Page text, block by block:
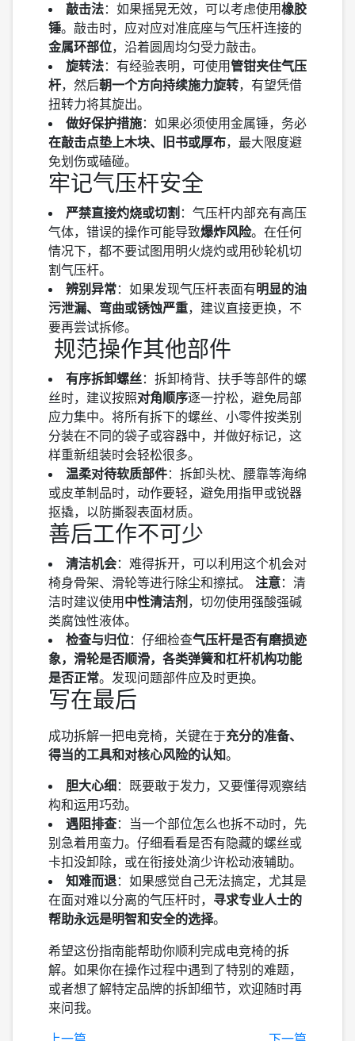
敲击法：如果摇晃无效，可以考虑使用橡胶
锤。敲击时，应对应对准底座与气压杆连接的
金属环部位，沿着圆周均匀受力敲击。
旋转法：有经验表明，可使用管钳夹住气压
杆，然后朝一个方向持续施力旋转，有望凭借
扭转力将其旋出。
做好保护措施：如果必须使用金属锤，务必
在敲击点垫上木块、旧书或厚布，最大限度避
免划伤或磕碰。
牢记气压杆安全
严禁直接灼烧或切割 ：气压杆内部充有高压
气体，错误的操作可能导致爆炸风险。在任何
情况下，都不要试图用明火烧灼或用砂轮机切
割气压杆。
辨别异常：如果发现气压杆表面有明显的油
污泄漏、弯曲或锈蚀严重，建议直接更换，不
要再尝试拆修。
️ 规范操作其他部件
有序拆卸螺丝：拆卸椅背、扶手等部件的螺
丝时，建议按照对角顺序逐一拧松，避免局部
应力集中。将所有拆下的螺丝、小零件按类别
分装在不同的袋子或容器中，并做好标记，这
样重新组装时会轻松很多。
温柔对待软质部件：拆卸头枕、腰靠等海绵
或皮革制品时，动作要轻，避免用指甲或锐器
抠撬，以防撕裂表面材质。
善后工作不可少
清洁机会：难得拆开，可以利用这个机会对
椅身骨架、滑轮等进行除尘和擦拭。️ 注意：清
洁时建议使用 中性清洁剂 ，切勿使用强酸强碱
类腐蚀性液体。
检查与归位：仔细检查气压杆是否有磨损迹
象，滑轮是否顺滑，各类弹簧和杠杆机构功能
是否正常。发现问题部件应及时更换。
写在最后
成功拆解一把电竞椅，关键在于充分的准备、
得当的工具和对核心风险的认知。
胆大心细 ：既要敢于发力，又要懂得观察结
构和运用巧劲。
遇阻排查：当一个部位怎么也拆不动时，先
别急着用蛮力。仔细看看是否有隐藏的螺丝或
卡扣没卸除，或在衔接处滴少许松动液辅助。
知难而退：如果感觉自己无法搞定，尤其是
在面对难以分离的气压杆时， 寻求专业人士的
帮助永远是明智和安全的选择。
希望这份指南能帮助你顺利完成电竞椅的拆
解。如果你在操作过程中遇到了特别的难题，
或者想了解特定品牌的拆卸细节，欢迎随时再
来问我。